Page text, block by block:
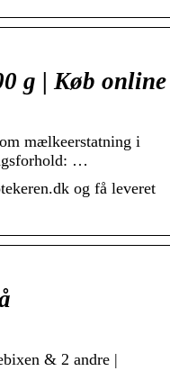
g | Køb online
mælkeerstatning i
…
og få leveret
& 2 andre |